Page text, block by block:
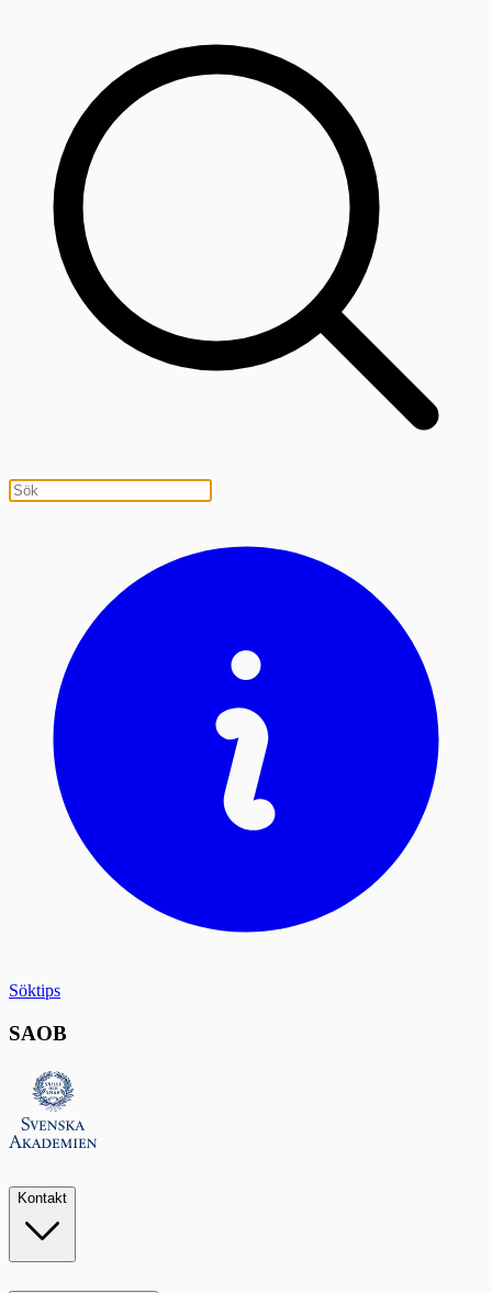
Söktips
SAOB
Kontakt